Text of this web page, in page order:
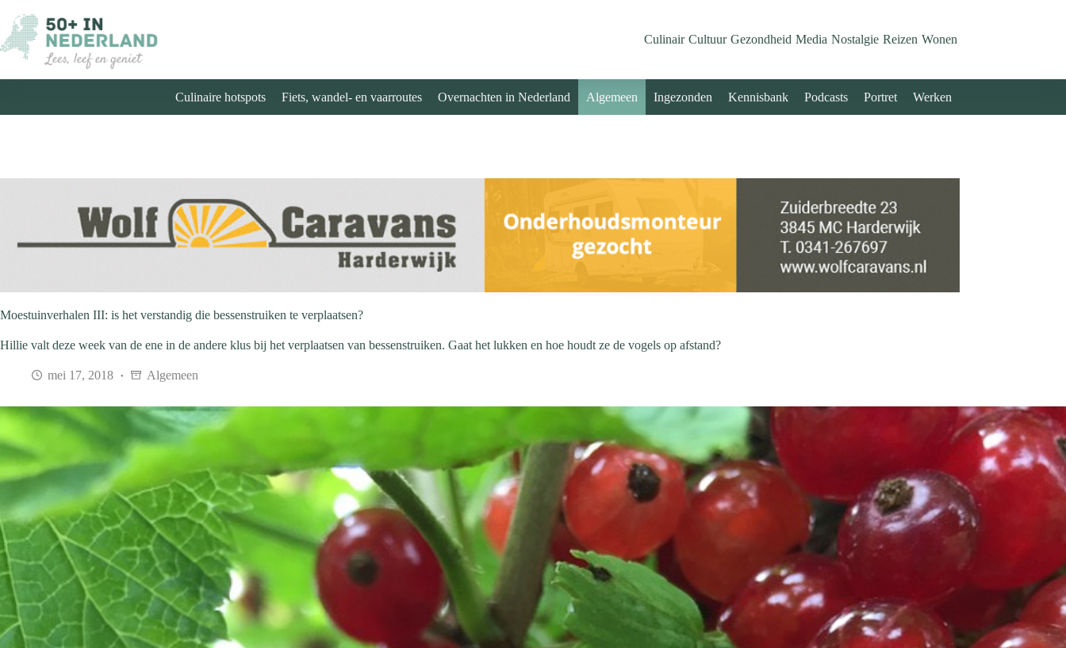
naar
de
inhoud
Culinair Cultuur Gezondheid Media Nostalgie Reizen Wonen
Culinaire hotspots Fiets, wandel- en vaarroutes Overnachten in Nederland Algemeen Ingezonden Kennisbank Podcasts Portret Werken
Moestuinverhalen III: is het verstandig die bessenstruiken te verplaatsen?
Hillie valt deze week van de ene in de andere klus bij het verplaatsen van bessenstruiken. Gaat het lukken en hoe houdt ze de vogels op afstand?
mei 17, 2018 Algemeen